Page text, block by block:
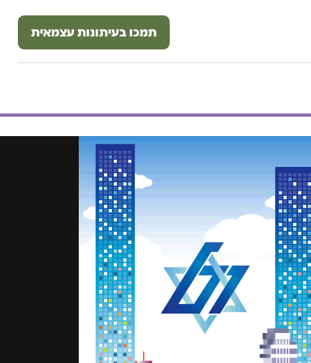
תמכו בעיתונות עצמאית